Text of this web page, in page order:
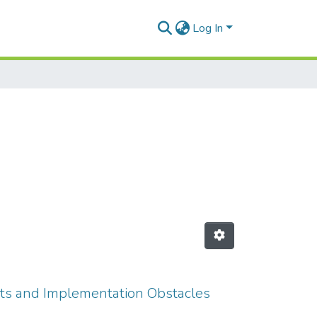
Log In
and Implementation Obstacles